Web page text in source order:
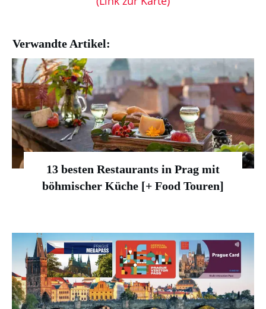
Verwandte Artikel:
13 besten Restaurants in Prag mit
böhmischer Küche [+ Food Touren]